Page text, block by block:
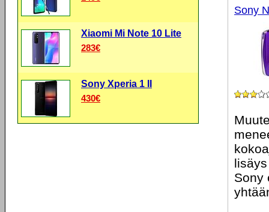
Sony
Sony
Xiaomi Mi Note 10 Lite
283€
Sony Xperia 1 II
430€